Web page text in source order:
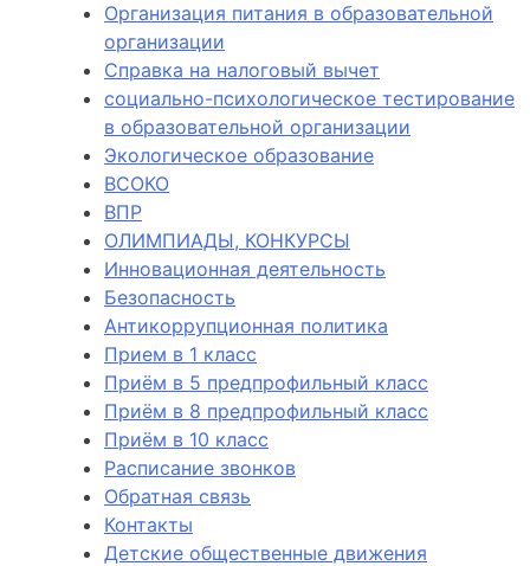
Организация питания в образовательной
организации
Справка на налоговый вычет
социально-психологическое тестирование
в образовательной организации
Экологическое образование
ВСОКО
ВПР
ОЛИМПИАДЫ, КОНКУРСЫ
Инновационная деятельность
Безопасность
Антикоррупционная политика
Прием в 1 класс
Приём в 5 предпрофильный класс
Приём в 8 предпрофильный класс
Приём в 10 класс
Расписание звонков
Обратная связь
Контакты
Детские общественные движения